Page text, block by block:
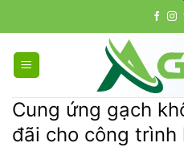
to
content
Cung ứng gạch
đãi cho công trình